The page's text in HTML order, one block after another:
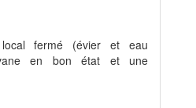
fermé (évier et eau
en bon état et une